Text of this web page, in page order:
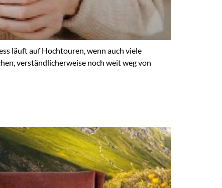
läuft auf Hochtouren, wenn auch viele
verständlicherweise noch weit weg von